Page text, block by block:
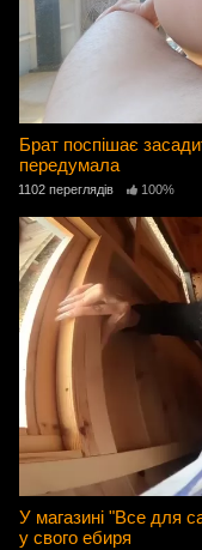
Брат поспішає
передумала
1102 переглядів 100%
У магазині "Все для
у свого ебиря